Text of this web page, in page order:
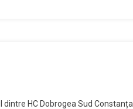
HC Dobrogea Sud Constanța